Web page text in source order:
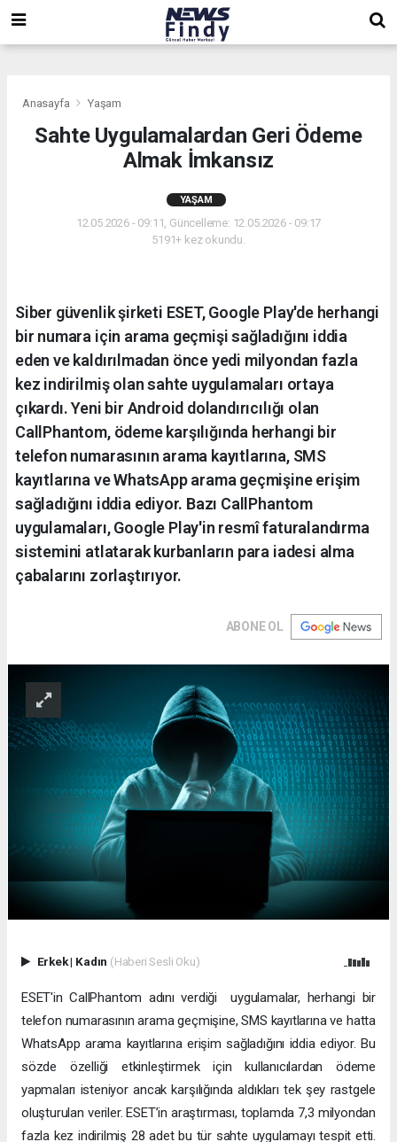
Anasayfa Yaşam
Sahte Uygulamalardan Geri Ödeme
Almak İmkansız
YAŞAM
12.05.2026 - 09:11, Güncelleme: 12.05.2026 - 09:17
5191+ kez okundu.
Siber güvenlik şirketi ESET, Google Play'de herhangi
bir numara için arama geçmişi sağladığını iddia
eden ve kaldırılmadan önce yedi milyondan fazla
kez indirilmiş olan sahte uygulamaları ortaya
çıkardı. Yeni bir Android dolandırıcılığı olan
CallPhantom, ödeme karşılığında herhangi bir
telefon numarasının arama kayıtlarına, SMS
kayıtlarına ve WhatsApp arama geçmişine erişim
sağladığını iddia ediyor. Bazı CallPhantom
uygulamaları, Google Play'in resmî faturalandırma
sistemini atlatarak kurbanların para iadesi alma
çabalarını zorlaştırıyor.
ABONE OL
Erkek| Kadın (Haberi Sesli Oku)
ESET'in CallPhantom adını verdiği uygulamalar, herhangi bir
telefon numarasının arama geçmişine, SMS kayıtlarına ve hatta
WhatsApp arama kayıtlarına erişim sağladığını iddia ediyor. Bu
sözde özelliği etkinleştirmek için kullanıcılardan ödeme
yapmaları isteniyor ancak karşılığında aldıkları tek şey rastgele
oluşturulan veriler. ESET’in araştırması, toplamda 7,3 milyondan
fazla kez indirilmiş 28 adet bu tür sahte uygulamayı tespit etti.